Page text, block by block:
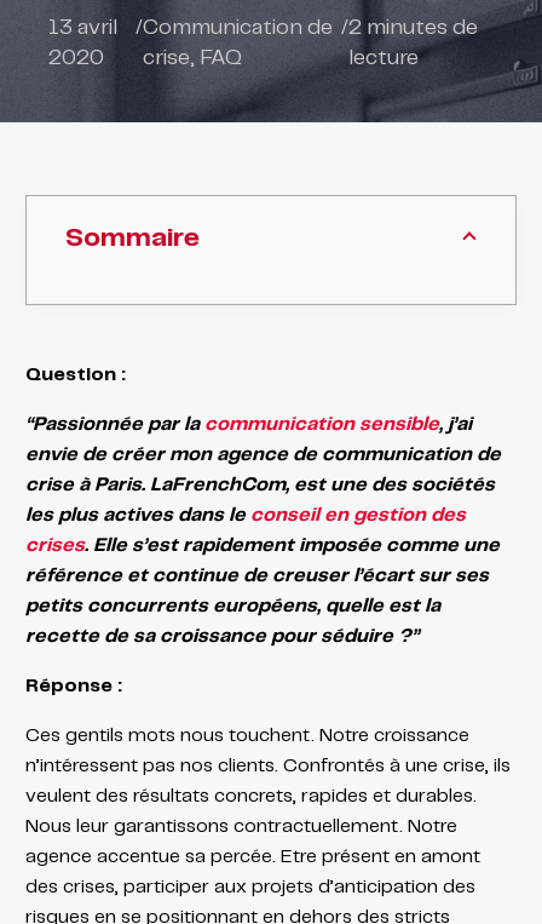
13 avril
2020
/Communication de
crise, FAQ
/2 minutes de
lecture
Sommaire
Question :
“Passionnée par la communication sensible, j’ai
envie de créer mon agence de communication de
crise à Paris. LaFrenchCom, est une des sociétés
les plus actives dans le conseil en gestion des
crises. Elle s’est rapidement imposée comme une
référence et continue de creuser l’écart sur ses
petits concurrents européens, quelle est la
recette de sa croissance pour séduire ?”
Réponse :
Ces gentils mots nous touchent. Notre croissance
n’intéressent pas nos clients. Confrontés à une crise, ils
veulent des résultats concrets, rapides et durables.
Nous leur garantissons contractuellement. Notre
agence accentue sa percée. Etre présent en amont
des crises, participer aux projets d’anticipation des
risques en se positionnant en dehors des stricts